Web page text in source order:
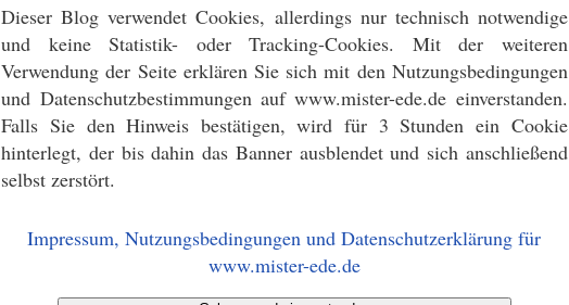
Dieser Blog verwendet Cookies, allerdings nur technisch notwendige
und keine Statistik- oder Tracking-Cookies. Mit der weiteren
Verwendung der Seite erklären Sie sich mit den Nutzungsbedingungen
und Datenschutzbestimmungen auf www.mister-ede.de einverstanden.
Falls Sie den Hinweis bestätigen, wird für 3 Stunden ein Cookie
hinterlegt, der bis dahin das Banner ausblendet und sich anschließend
selbst zerstört.
Impressum, Nutzungsbedingungen und Datenschutzerklärung für
www.mister-ede.de